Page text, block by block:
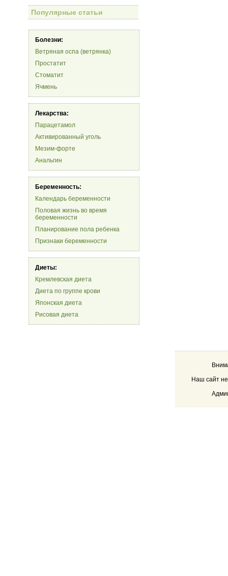
Популярные статьи
Болезни:
Ветряная оспа (ветрянка)
Простатит
Стоматит
Ячмень
Лекарства:
Парацетамол
Активированный уголь
Мезим-форте
Анальгин
Беременность:
Календарь беременности
Половая жизнь во время
беременности
Планирование пола ребенка
Признаки беременности
Диеты:
Кремлевская диета
Диета по группе крови
Японская диета
Рисовая диета
Наш сайт